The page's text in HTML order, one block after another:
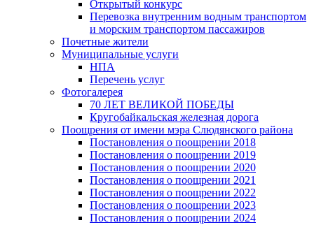
Открытый конкурс
Перевозка внутренним водным транспортом
и морским транспортом пассажиров
Почетные жители
Муниципальные услуги
НПА
Перечень услуг
Фотогалерея
70 ЛЕТ ВЕЛИКОЙ ПОБЕДЫ
Кругобайкальская железная дорога
Поощрения от имени мэра Слюдянского района
Постановления о поощрении 2018
Постановления о поощрении 2019
Постановления о поощрении 2020
Постановления о поощрении 2021
Постановления о поощрении 2022
Постановления о поощрении 2023
Постановления о поощрении 2024